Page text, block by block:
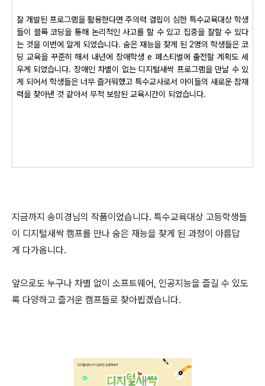
잘 개발된 프로그램을 활용한다면 주의력 결핍이 심한 특수교육대상 학생
들이 블록 코딩을 통해 논리적인 사고를 할 수 있고 집중을 잘할 수 있다
는 것을 이번에 알게 되었습니다. 숨은 재능을 찾게 된 2명의 학생들은 코
딩 교육을 꾸준히 해서 내년에 장애학생 e 페스티벌에 출전할 계획도 세
우게 되었습니다. 장애인 차별이 없는 디지털새싹 프로그램을 만날 수 있
게 되어서 학생들은 너무 즐거워했고 특수교사로서 아이들의 새로운 잠재
력을 찾아낸 것 같아서 무척 보람된 교육시간이 되었습니다.
지금까지 송미경님의 작품이었습니다. 특수교육대상 고등학생들
이 디지털새싹 캠프를 만나 숨은 재능을 찾게 된 과정이 아름답
게 다가옵니다.
앞으로도 누구나 차별 없이 소프트웨어, 인공지능을 즐길 수 있도
록 다양하고 즐거운 캠프들로 찾아뵙겠습니다.